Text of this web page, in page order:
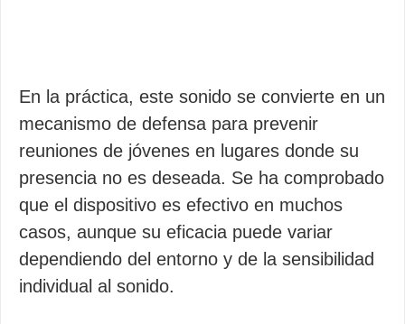
En la práctica, este sonido se convierte en un
mecanismo de defensa para prevenir
reuniones de jóvenes en lugares donde su
presencia no es deseada. Se ha comprobado
que el dispositivo es efectivo en muchos
casos, aunque su eficacia puede variar
dependiendo del entorno y de la sensibilidad
individual al sonido.